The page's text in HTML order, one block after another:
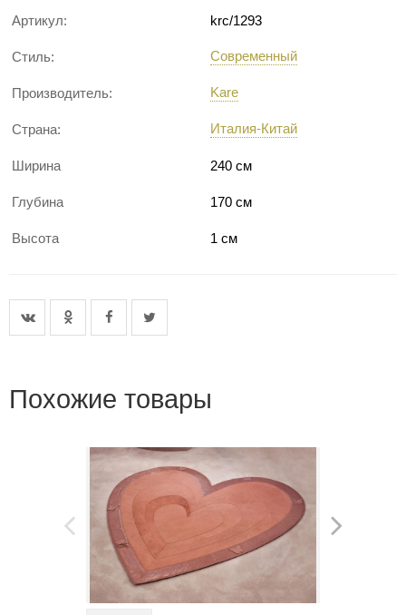
Артикул: krc/1293
Стиль: Современный
Производитель: Kare
Страна: Италия-Китай
Ширина 240 см
Глубина 170 см
Высота 1 см
Похожие товары